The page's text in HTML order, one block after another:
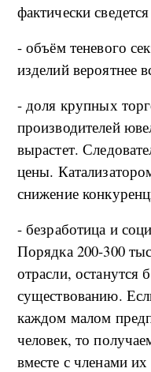
фактически
- объём теневого
изделий вероятнее
- доля крупных
производителей
вырастет.
цены.
снижение
- безработица и
Порядка 200-300
отрасли, останутся
существованию.
каждом малом
человек, то
вместе с членами